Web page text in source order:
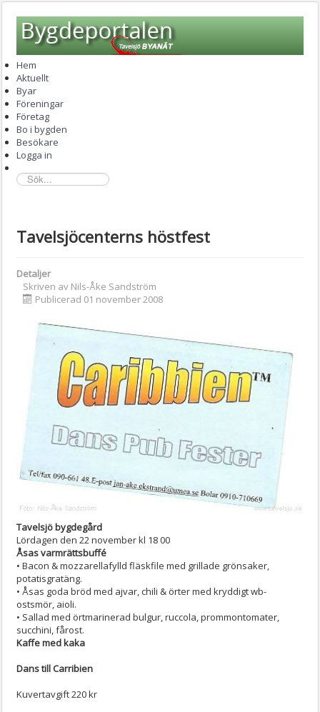
Hem
Aktuellt
Byar
Föreningar
Företag
Bo i bygden
Besökare
Logga in
sök...
Tavelsjöcenterns höstfest
Detaljer
Skriven av Nils-Åke Sandström
Publicerad 01 november 2008
Tavelsjö bygdegård
Lördagen den 22 november kl 18 00
Åsas varmrättsbuffé
• Bacon & mozzarellafylld fläskfile med grillade grönsaker,
potatisgratäng.
• Åsas goda bröd med ajvar, chili & örter med kryddigt wb-
ostsmör, aioli.
• Sallad med örtmarinerad bulgur, ruccola, prommontomater,
succhini, fårost.
Kaffe med kaka
Dans till Carribien
Kuvertavgift 220 kr